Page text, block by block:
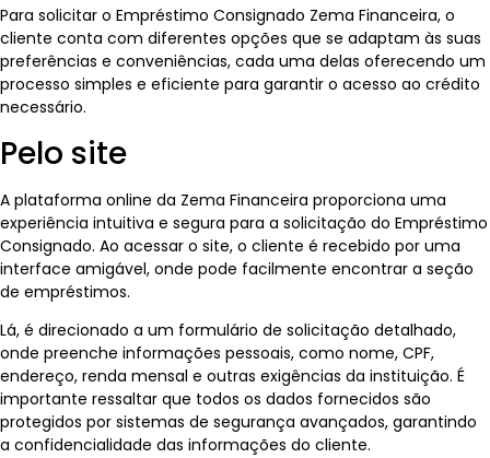
Para solicitar o Empréstimo Consignado Zema Financeira, o
cliente conta com diferentes opções que se adaptam às suas
preferências e conveniências, cada uma delas oferecendo um
processo simples e eficiente para garantir o acesso ao crédito
necessário.
Pelo site
A plataforma online da Zema Financeira proporciona uma
experiência intuitiva e segura para a solicitação do Empréstimo
Consignado. Ao acessar o site, o cliente é recebido por uma
interface amigável, onde pode facilmente encontrar a seção
de empréstimos.
Lá, é direcionado a um formulário de solicitação detalhado,
onde preenche informações pessoais, como nome, CPF,
endereço, renda mensal e outras exigências da instituição. É
importante ressaltar que todos os dados fornecidos são
protegidos por sistemas de segurança avançados, garantindo
a confidencialidade das informações do cliente.